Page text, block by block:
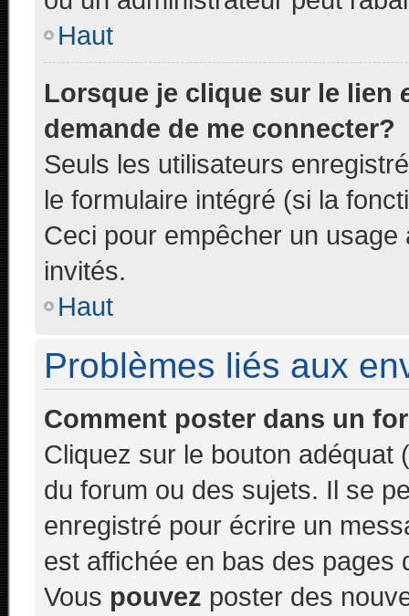
Haut
Lorsque je clique sur le lien
demande de me connecter?
Seuls les utilisateurs
le formulaire intégré (si la
Ceci pour empêcher un
invités.
Haut
Problèmes liés aux
Comment poster dans un
Cliquez sur le bouton adéquat
du forum ou des sujets. Il se
enregistré pour écrire un
est affichée en bas des
Vous pouvez poster des